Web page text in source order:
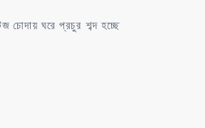
চোদায় ঘরে প্রচুর শব্দ হচ্ছে